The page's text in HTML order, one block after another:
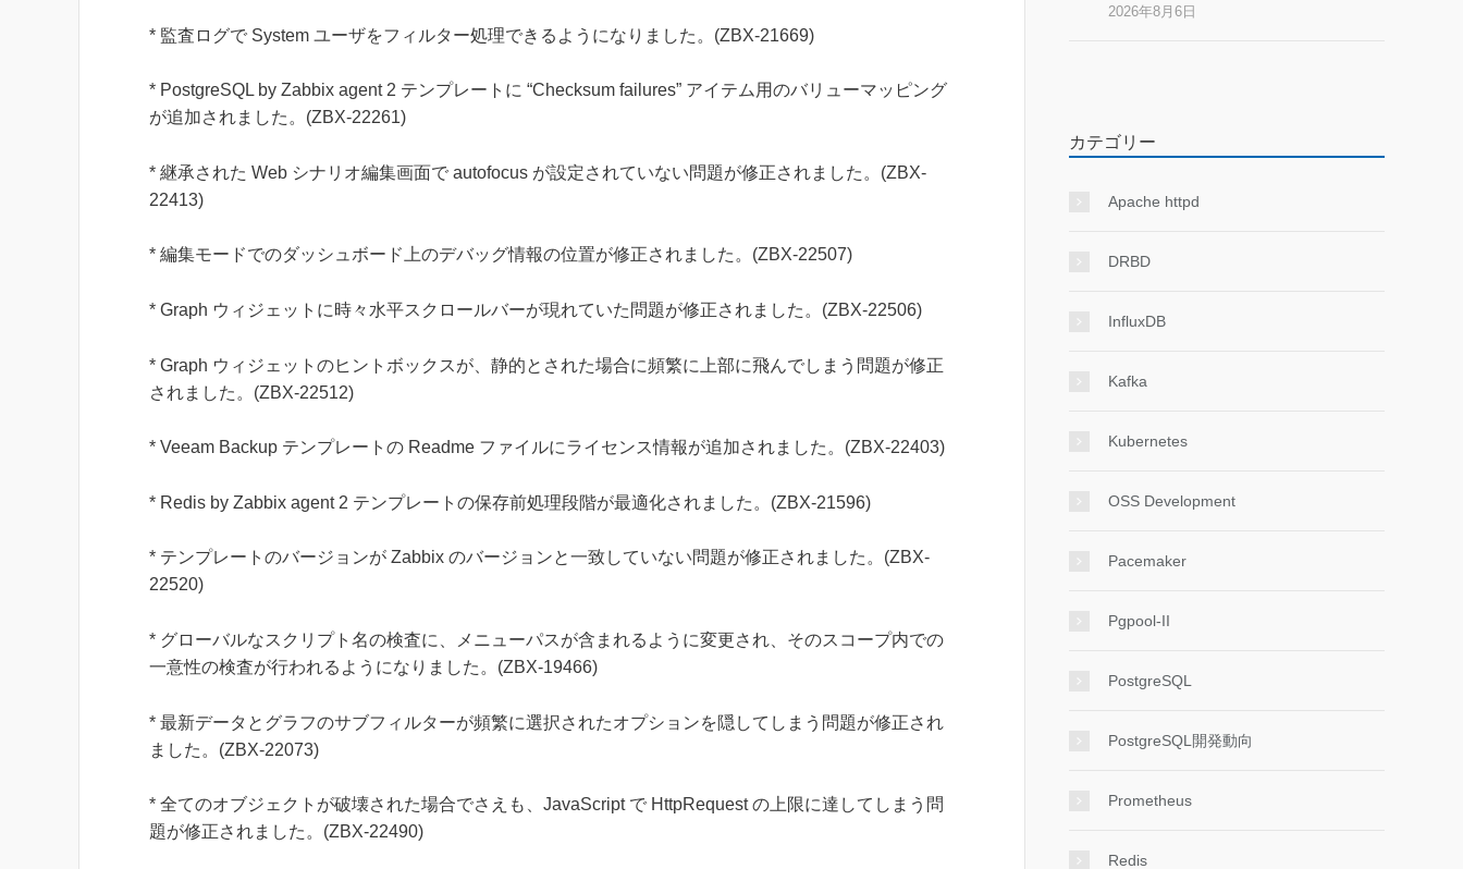
* 監査ログで System ユーザをフィルター処理できるようになりました。(ZBX-21669)
* PostgreSQL by Zabbix agent 2 テンプレートに “Checksum failures” アイテム用のバリューマッピング
が追加されました。(ZBX-22261)
* 継承された Web シナリオ編集画面で autofocus が設定されていない問題が修正されました。(ZBX-
22413)
* 編集モードでのダッシュボード上のデバッグ情報の位置が修正されました。(ZBX-22507)
* Graph ウィジェットに時々水平スクロールバーが現れていた問題が修正されました。(ZBX-22506)
* Graph ウィジェットのヒントボックスが、静的とされた場合に頻繁に上部に飛んでしまう問題が修正
されました。(ZBX-22512)
* Veeam Backup テンプレートの Readme ファイルにライセンス情報が追加されました。(ZBX-22403)
* Redis by Zabbix agent 2 テンプレートの保存前処理段階が最適化されました。(ZBX-21596)
* テンプレートのバージョンが Zabbix のバージョンと一致していない問題が修正されました。(ZBX-
22520)
* グローバルなスクリプト名の検査に、メニューパスが含まれるように変更され、そのスコープ内での
一意性の検査が行われるようになりました。(ZBX-19466)
* 最新データとグラフのサブフィルターが頻繁に選択されたオプションを隠してしまう問題が修正され
ました。(ZBX-22073)
* 全てのオブジェクトが破壊された場合でさえも、JavaScript で HttpRequest の上限に達してしまう問
題が修正されました。(ZBX-22490)
2026年8月6日
カテゴリー
Apache httpd
DRBD
InfluxDB
Kafka
Kubernetes
OSS Development
Pacemaker
Pgpool-II
PostgreSQL
PostgreSQL開発動向
Prometheus
Redis